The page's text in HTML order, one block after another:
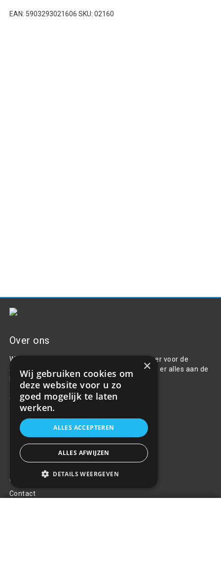
EAN: 5903293021606 SKU: 02160
Over ons
Welkom bij R&R Parts Automotive, uw partner voor de
aanschaf van alle auto accessoires. Wij doen er alles aan de
beste selectie, service & prijs te bieden.
Contact
info@rrparts.nl
Klantenservice
Over ons
Contact
×
Wij gebruiken cookies om
deze website voor u zo
goed mogelijk te laten
werken.
ALLES ACCEPTEREN
ALLES AFWIJZEN
DETAILS WEERGEVEN